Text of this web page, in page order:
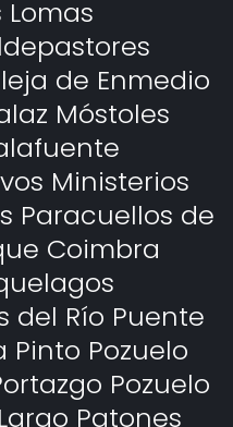
de Enmedio
Móstoles
Ministerios
Paracuellos de
Coimbra
del Río Puente
Pinto Pozuelo
Pozuelo
Patones